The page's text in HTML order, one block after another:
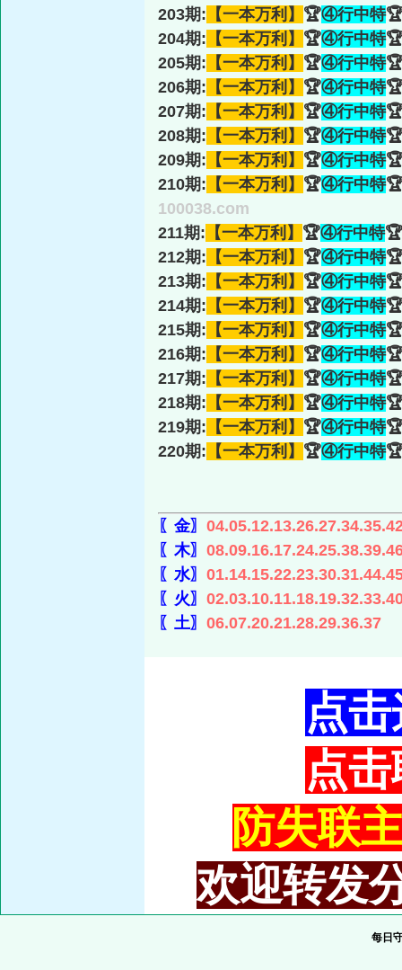
203期: 【一本万利】 🏆④行中特
204期: 【一本万利】 🏆④行中特
205期: 【一本万利】 🏆④行中特
206期: 【一本万利】 🏆④行中特
207期: 【一本万利】 🏆④行中特
208期: 【一本万利】 🏆④行中特
209期: 【一本万利】 🏆④行中特
210期: 【一本万利】 🏆④行中特
100038.com
211期: 【一本万利】 🏆④行中特
212期: 【一本万利】 🏆④行中特
213期: 【一本万利】 🏆④行中特
214期: 【一本万利】 🏆④行中特
215期: 【一本万利】 🏆④行中特
216期: 【一本万利】 🏆④行中特
217期: 【一本万利】 🏆④行中特
218期: 【一本万利】 🏆④行中特
219期: 【一本万利】 🏆④行中特
220期: 【一本万利】 🏆④行中特
〖金〗
〖木〗
〖水〗
〖火〗
〖土〗 06.07.20.21.28.29.36.37
点
点
防失联
欢迎转发
每日